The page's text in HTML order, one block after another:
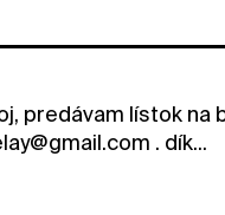
predávam lístok na
. dík...